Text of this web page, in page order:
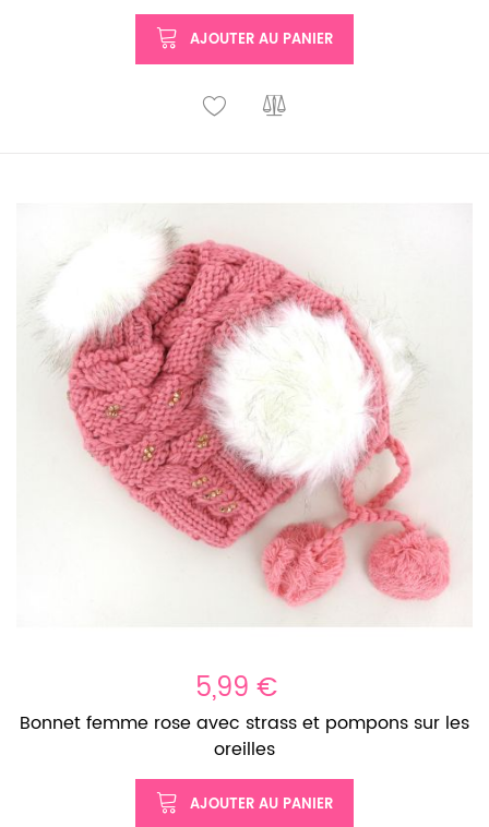
AJOUTER AU PANIER
5,99 €
Bonnet femme rose avec strass et pompons sur les
oreilles
AJOUTER AU PANIER